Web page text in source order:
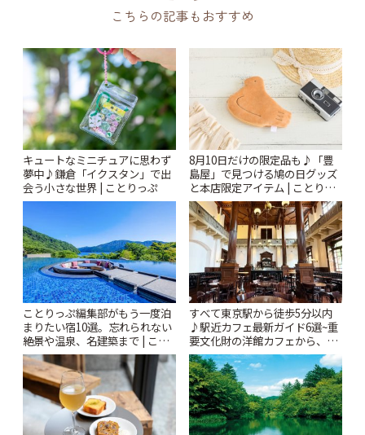
こちらの記事もおすすめ
キュートなミニチュアに思わず
夢中♪鎌倉「イクスタン」で出
会う小さな世界 | ことりっぷ
8月10日だけの限定品も♪「豊
島屋」で見つける鳩の日グッズ
と本店限定アイテム | ことりっ
ぷ
ことりっぷ編集部がもう一度泊
まりたい宿10選。忘れられない
絶景や温泉、名建築まで | こと
りっぷ
すべて東京駅から徒歩5分以内
♪駅近カフェ最新ガイド6選~重
要文化財の洋館カフェから、改
札すぐのレトロ喫茶まで~ | こと
りっぷ